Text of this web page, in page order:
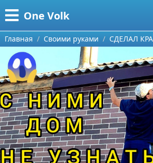
One Volk
Меню
Главная
Категории
Видео приколы
Видео про игры
Видео про автомобили
Ремонт автомобиля
Видео про путешествия
Поиск
О проекте
Контакты
Сотрудничество
Главная Своими руками СДЕЛАЛ